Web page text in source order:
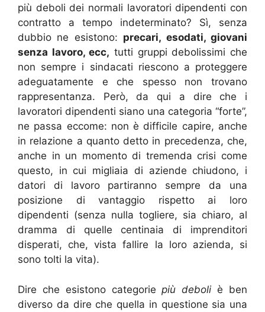
più deboli dei normali lavoratori dipendenti con
contratto a tempo indeterminato? Sì, senza
dubbio ne esistono: precari, esodati, giovani
senza lavoro, ecc, tutti gruppi debolissimi che
non sempre i sindacati riescono a proteggere
adeguatamente e che spesso non trovano
rappresentanza. Però, da qui a dire che i
lavoratori dipendenti siano una categoria “forte”,
ne passa eccome: non è difficile capire, anche
in relazione a quanto detto in precedenza, che,
anche in un momento di tremenda crisi come
questo, in cui migliaia di aziende chiudono, i
datori di lavoro partiranno sempre da una
posizione di vantaggio rispetto ai loro
dipendenti (senza nulla togliere, sia chiaro, al
dramma di quelle centinaia di imprenditori
disperati, che, vista fallire la loro azienda, si
sono tolti la vita).
Dire che esistono categoriepiù deboli è ben
diverso da dire che quella in questione sia una